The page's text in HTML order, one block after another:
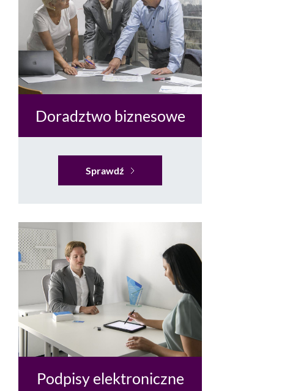
Doradztwo biznesowe
Sprawdź
Podpisy elektroniczne